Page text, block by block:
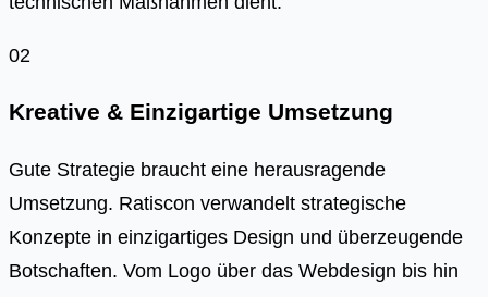
02
Kreative & Einzigartige Umsetzung
Gute Strategie braucht eine herausragende
Umsetzung. Ratiscon verwandelt strategische
Konzepte in einzigartiges Design und überzeugende
Botschaften. Vom Logo über das Webdesign bis hin